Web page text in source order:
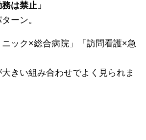
は禁止」
ーン。
ック×総合病院」「訪問看護×急
きい組み合わせでよく見られま